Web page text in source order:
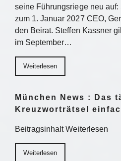
seine Führungsriege neu auf:
zum 1. Januar 2027 CEO,
den Beirat. Steffen Kassner
im September…
Weiterlesen
München News : Das
Kreuzworträtsel
Beitragsinhalt Weiterlesen
Weiterlesen